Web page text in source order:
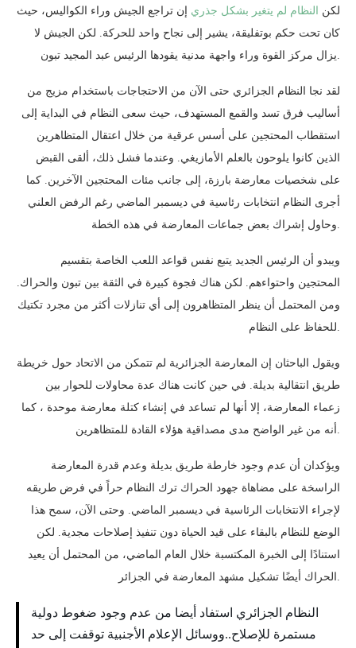
لكن النظام لم يتغير بشكل جذري إن تراجع الجيش وراء الكواليس، حيث
كان تحت حكم بوتفليقة، يشير إلى نجاح واحد للحركة. لكن الجيش لا
يزال مركز القوة وراء واجهة مدنية يقودها الرئيس عبد المجيد تبون.
لقد نجا النظام الجزائري حتى الآن من الاحتجاجات باستخدام مزيج من
أساليب فرق تسد والقمع المستهدف، حيث سعى النظام في البداية إلى
استقطاب المحتجين على أسس عرقية من خلال اعتقال المتظاهرين
الذين كانوا يلوحون بالعلم الأمازيغي. وعندما فشل ذلك، ألقى القبض
على شخصيات معارضة بارزة، إلى جانب مئات المحتجين الآخرين. كما
أجرى النظام انتخابات رئاسية في ديسمبر الماضي رغم الرفض العلني
وحاول إشراك بعض جماعات المعارضة في هذه الخطة.
ويبدو أن الرئيس الجديد يتبع نفس قواعد اللعب الخاصة بتقسيم
المحتجين واحتواءهم. لكن هناك فجوة كبيرة في الثقة بين تبون والحراك.
ومن المحتمل أن ينظر المتظاهرون إلى أي تنازلات أكثر من مجرد تكتيك
للحفاظ على النظام.
ويقول الباحثان إن المعارضة الجزائرية لم تتمكن من الاتحاد حول خريطة
طريق انتقالية بديلة. في حين كانت هناك عدة محاولات للحوار بين
زعماء المعارضة، إلا أنها لم تساعد في إنشاء كتلة معارضة موحدة ، كما
أنه من غير الواضح مدى مصداقية هؤلاء القادة للمتظاهرين.
ويؤكدان أن عدم وجود خارطة طريق بديلة وعدم قدرة المعارضة
الراسخة على مضاهاة جهود الحراك ترك النظام حراً في فرض طريقه
لإجراء الانتخابات الرئاسية في ديسمبر الماضي. وحتى الآن، سمح هذا
الوضع للنظام بالبقاء على قيد الحياة دون تنفيذ إصلاحات مجدية. لكن
استنادًا إلى الخبرة المكتسبة خلال العام الماضي، من المحتمل أن يعيد
الحراك أيضًا تشكيل مشهد المعارضة في الجزائر.
النظام الجزائري استفاد أيضا من عدم وجود ضغوط دولية
مستمرة للإصلاح..ووسائل الإعلام الأجنبية توقفت إلى حد